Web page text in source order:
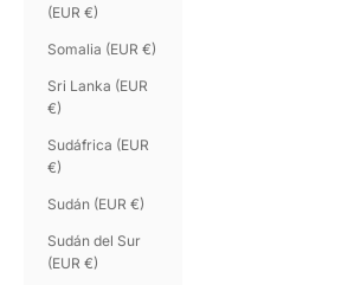
(EUR €)
Somalia (EUR €)
Sri Lanka (EUR
€)
Sudáfrica (EUR
€)
Sudán (EUR €)
Sudán del Sur
(EUR €)